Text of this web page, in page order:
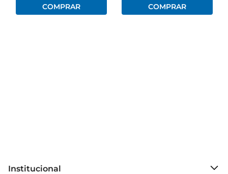
Institucional